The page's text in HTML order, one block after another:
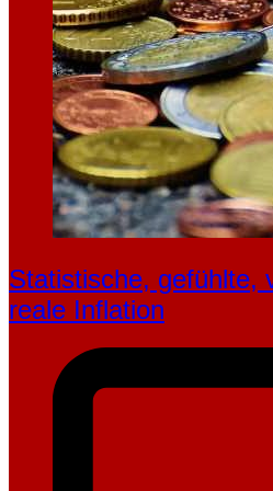
Statistische, gefühlte,
reale Inflation